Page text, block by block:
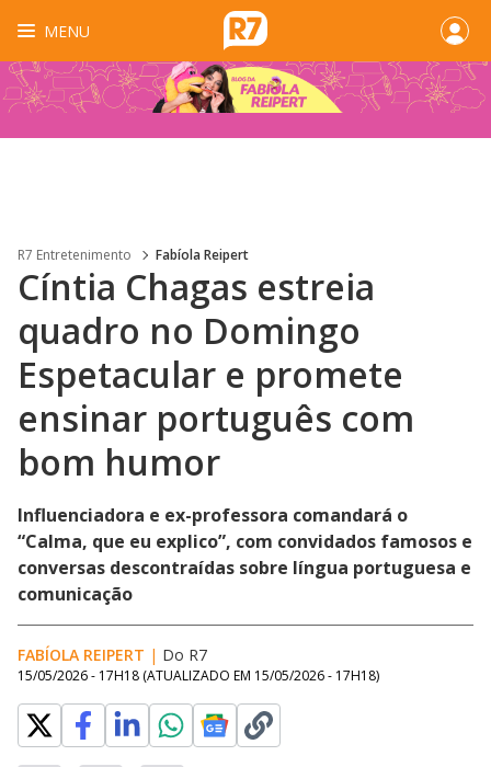
MENU
R7 Entretenimento Fabíola Reipert
Cíntia Chagas estreia
quadro no Domingo
Espetacular e promete
ensinar português com
bom humor
Influenciadora e ex-professora comandará o
“Calma, que eu explico”, com convidados famosos e
conversas descontraídas sobre língua portuguesa e
comunicação
FABÍOLA REIPERT | Do R7
15/05/2026 - 17H18 (ATUALIZADO EM 15/05/2026 - 17H18)